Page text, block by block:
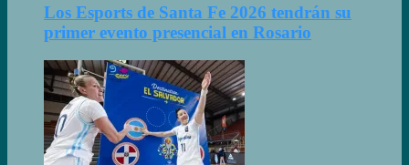
Los Esports de Santa Fe 2026 tendrán su
primer evento presencial en Rosario